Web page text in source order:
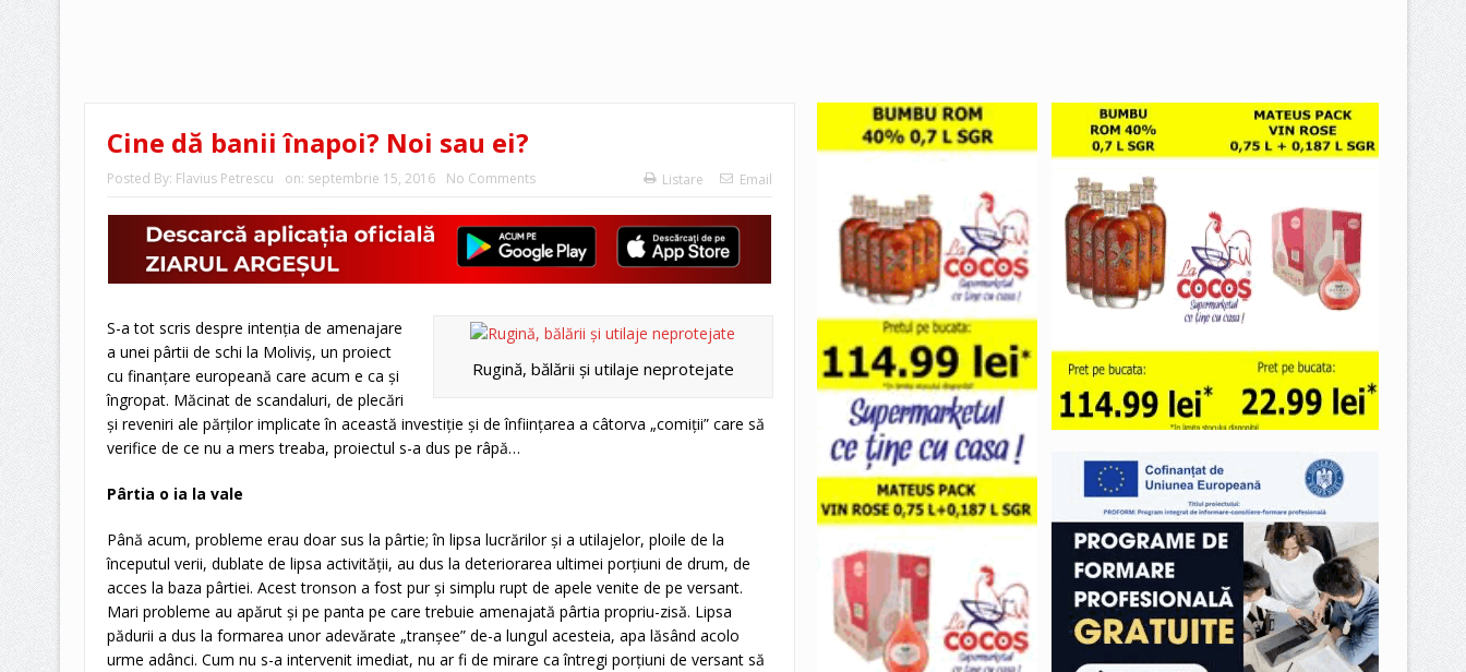
Cine dă banii înapoi? Noi sau ei?
Posted By: Flavius Petrescu on: septembrie 15, 2016 No Comments Listare Email
Rugină, bălării şi utilaje neprotejate
S-a tot scris despre intenţia de amenajare
a unei pârtii de schi la Moliviş, un proiect
cu finanţare europeană care acum e ca şi
îngropat. Măcinat de scandaluri, de plecări
şi reveniri ale părţilor implicate în această investiţie şi de înfiinţarea a câtorva „comiţii” care să
verifice de ce nu a mers treaba, proiectul s-a dus pe râpă…
Pârtia o ia la vale
Până acum, probleme erau doar sus la pârtie; în lipsa lucrărilor şi a utilajelor, ploile de la
începutul verii, dublate de lipsa activităţii, au dus la deteriorarea ultimei porţiuni de drum, de
acces la baza pârtiei. Acest tronson a fost pur şi simplu rupt de apele venite de pe versant.
Mari probleme au apărut şi pe panta pe care trebuie amenajată pârtia propriu-zisă. Lipsa
pădurii a dus la formarea unor adevărate „tranşee” de-a lungul acesteia, apa lăsând acolo
urme adânci. Cum nu s-a intervenit imediat, nu ar fi de mirare ca întregi porţiuni de versant să